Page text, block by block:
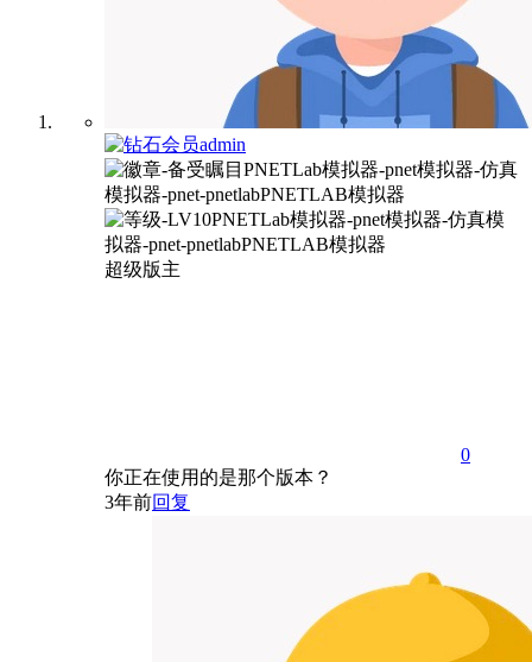
admin
超级版主
0
你正在使用的是那个版本？
3年前回复